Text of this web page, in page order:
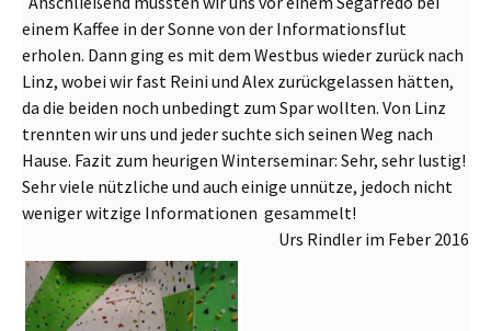
einem Kaffee in der Sonne von der Informationsflut
erholen. Dann ging es mit dem Westbus wieder zurück nach
Linz, wobei wir fast Reini und Alex zurückgelassen hätten,
da die beiden noch unbedingt zum Spar wollten. Von Linz
trennten wir uns und jeder suchte sich seinen Weg nach
Hause. Fazit zum heurigen Winterseminar: Sehr, sehr lustig!
Sehr viele nützliche und auch einige unnütze, jedoch nicht
weniger witzige Informationen gesammelt!
Urs Rindler im Feber 2016